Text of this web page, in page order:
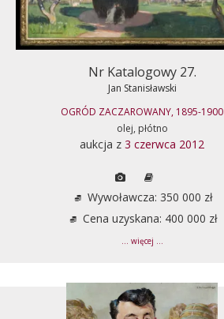
Nr Katalogowy 27.
Jan Stanisławski
OGRÓD ZACZAROWANY, 1895-1900
olej, płótno
aukcja z 3 czerwca 2012
Wywoławcza: 350 000 zł
Cena uzyskana: 400 000 zł
... więcej ...